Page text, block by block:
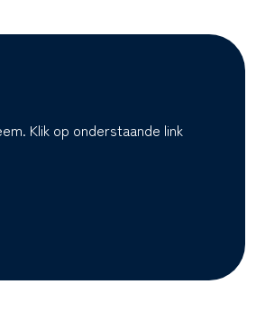
Klik op onderstaande link